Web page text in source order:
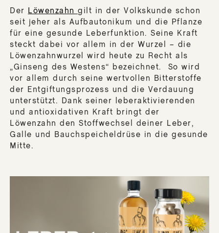
Der Löwenzahn gilt in der Volkskunde schon
seit jeher als Aufbautonikum und die Pflanze
für eine gesunde Leberfunktion. Seine Kraft
steckt dabei vor allem in der Wurzel – die
Löwenzahnwurzel wird heute zu Recht als
„Ginseng des Westens“ bezeichnet. So wird
vor allem durch seine wertvollen Bitterstoffe
der Entgiftungsprozess und die Verdauung
unterstützt. Dank seiner leberaktivierenden
und antioxidativen Kraft bringt der
Löwenzahn den Stoffwechsel deiner Leber,
Galle und Bauchspeicheldrüse in die gesunde
Mitte.